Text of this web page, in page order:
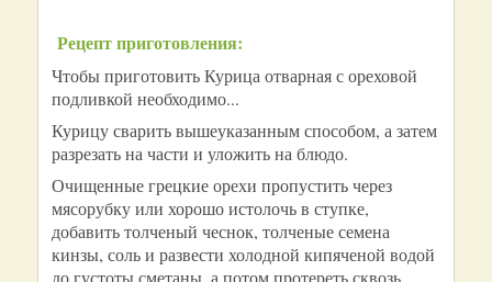
Рецепт приготовления:
Чтобы приготовить Курица отварная с ореховой
подливкой необходимо...
Курицу сварить вышеуказанным способом, а затем
разрезать на части и уложить на блюдо.
Очищенные грецкие орехи пропустить через
мясорубку или хорошо истолочь в ступке,
добавить толченый чеснок, толченые семена
кинзы, соль и развести холодной кипяченой водой
до густоты сметаны, а потом протереть сквозь